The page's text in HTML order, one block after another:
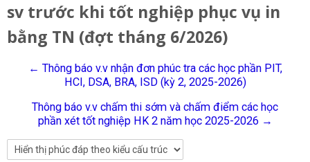
Research
Tiếng Việt
Tìm
kiếm
khoá
học
sv trước khi tốt nghiệp phục vụ in
bằng TN (đợt tháng 6/2026)
← Thông báo v.v nhận đơn phúc tra các học phần PIT,
HCI, DSA, BRA, ISD (kỳ 2, 2025-2026)
Thông báo v.v chấm thi sớm và chấm điểm các học
phần xét tốt nghiệp HK 2 năm học 2025-2026 →